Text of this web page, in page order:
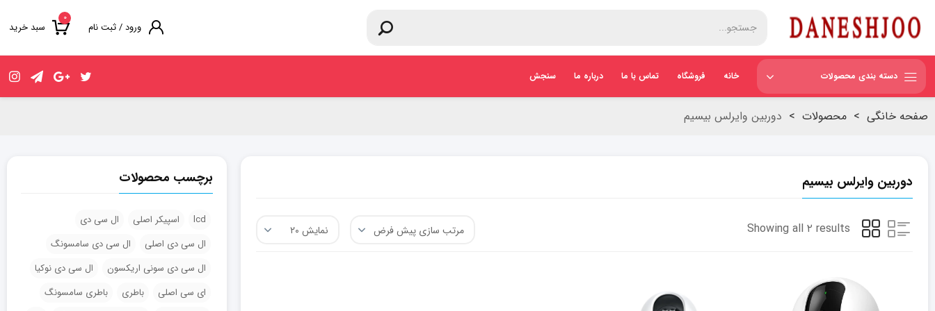
۰
سبد خرید ورود / ثبت نام
دسته بندی محصولات خانه فروشگاه تماس با ما درباره ما سنجش
صفحه خانگی > محصولات > دوربین وایرلس بیسیم
دوربین وایرلس بیسیم
Showing all ۲ results
برچسب محصولات
lcd اسپیکر اصلی
ال سی دی
ال سی دی اصلی
ال سی دی سامسونگ
ال سی دی سونی اریکسون
ال سی دی نوکیا
ای سی اصلی
باطری
باطری سامسونگ